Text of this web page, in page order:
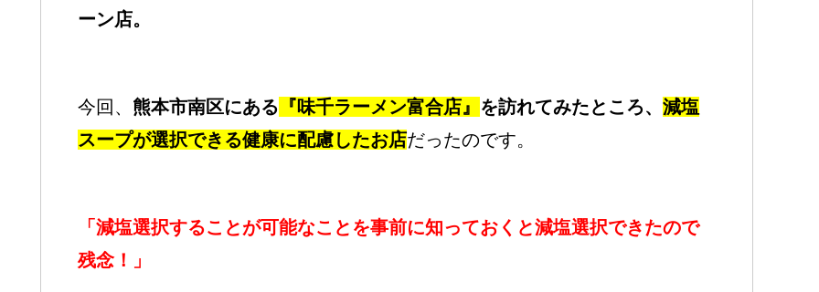
ーン店。
今回、 熊本市南区にある 『味千ラーメン富合店』 を訪れてみたところ、 減塩
スープが選択できる健康に配慮したお店だったのです。
「減塩選択することが可能なことを事前に知っておくと減塩選択できたので
残念！」